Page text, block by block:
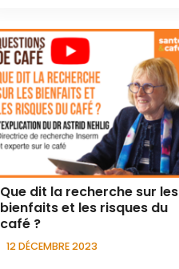
Que dit la recherche sur les
bienfaits et les risques du
café ?
12 DÉCEMBRE 2023